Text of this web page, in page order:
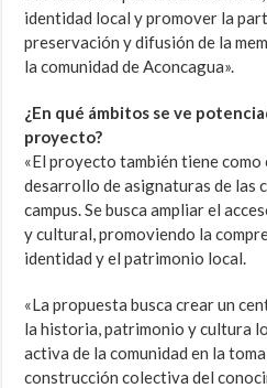
identidad local y promover la
preservación y difusión de la
la comunidad de Aconcagua».
¿En qué ámbitos se ve
proyecto?
«El proyecto también tiene
desarrollo de asignaturas de las
campus. Se busca ampliar el
y cultural, promoviendo la
identidad y el patrimonio local.
«La propuesta busca crear un
la historia, patrimonio y cultura
activa de la comunidad en la
construcción colectiva del